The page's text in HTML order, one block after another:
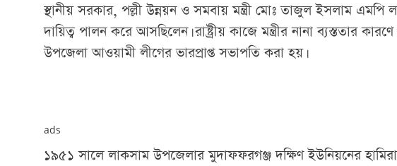
স্থানীয় সরকার, পল্লী উন্নয়ন ও সমবায় মন্ত্রী মোঃ তাজুল ইসলাম
দায়িত্ব পালন করে আসছিলেন। রাষ্ট্রীয় কাজে মন্ত্রীর নানা ব্যস্ততার
উপজেলা আওয়ামী লীগের ভারপ্রাপ্ত সভাপতি করা হয়।
ads
১৯৫১ সালে লাকসাম উপজেলার মুদাফফরগঞ্জ দক্ষিণ ইউনিয়নের